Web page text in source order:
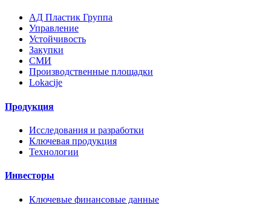
AД Пластик Группа
Управление
Устойчивость
Закупки
СМИ
Производственные площадки
Lokacije
Продукция
Исследования и разработки
Ключевая продукция
Технологии
Инвесторы
Ключевые финансовые данные